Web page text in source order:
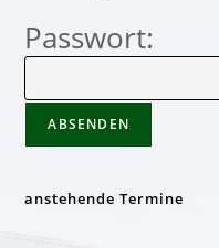
Passwort:
anstehende Termine